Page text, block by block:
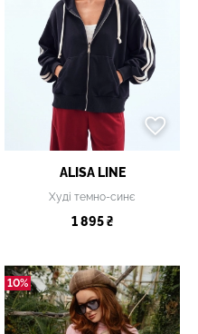
ALISA LINE
Худі темно-синє
1 895 ₴
10%